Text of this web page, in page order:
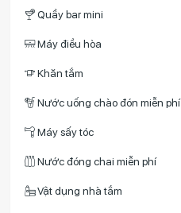
Quầy bar mini
Máy điều hòa
Khăn tắm
Nước uống chào đón miễn phí
Máy sấy tóc
Nước đóng chai miễn phí
Vật dụng nhà tắm